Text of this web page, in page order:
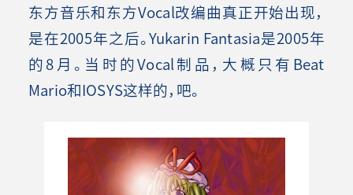
东方音乐和东方Vocal改编曲真正开始出现，
是在2005年之后。Yukarin Fantasia是2005年
的8月。当时的Vocal制品，大概只有Beat
Mario和IOSYS这样的，吧。